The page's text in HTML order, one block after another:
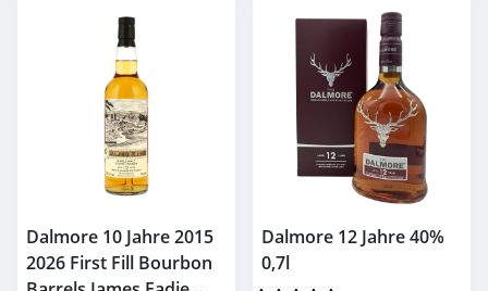
Dalmore 10 Jahre 2015
2026 First Fill Bourbon
Dalmore 12 Jahre 40%
0,7l